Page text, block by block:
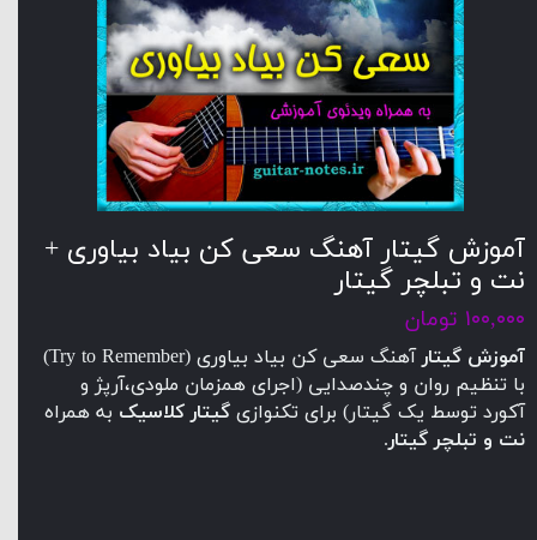
آموزش گیتار آهنگ سعی کن بیاد بیاوری +
نت و تبلچر گیتار
۱۰۰,۰۰۰ تومان
آموزش گیتار
آهنگ سعی کن بیاد بیاوری (Try to Remember)
با تنظیم روان و چندصدایی (اجرای همزمان ملودی،آرپژ و
آکورد توسط یک گیتار) برای تکنوازی گیتار کلاسیک به همراه
نت و تبلچر گیتار.